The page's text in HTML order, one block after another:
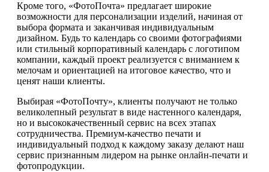
Кроме того, «ФотоПочта» предлагает широкие
возможности для персонализации изделий, начиная от
выбора формата и заканчивая индивидуальным
дизайном. Будь то календарь со своими фотографиями
или стильный корпоративный календарь с логотипом
компании, каждый проект реализуется с вниманием к
мелочам и ориентацией на итоговое качество, что и
ценят наши клиенты.
Выбирая «ФотоПочту», клиенты получают не только
великолепный результат в виде настенного календаря,
но и высококачественный сервис на всех этапах
сотрудничества. Премиум-качество печати и
индивидуальный подход к каждому заказу делают наш
сервис признанным лидером на рынке онлайн-печати и
фотопродукции.